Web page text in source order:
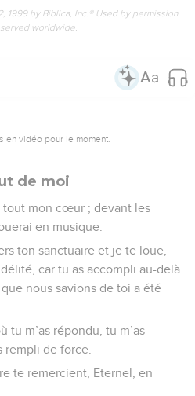
1999 by Biblica, Inc.® Used by permission.
worldwide.
en vidéo pour le moment.
de moi
tout mon cœur ; devant les
en musique.
ton sanctuaire et je te loue,
car tu as accompli au-delà
nous savions de toi a été
tu m’as répondu, tu m’as
rempli de force.
te remercient, Eternel, en